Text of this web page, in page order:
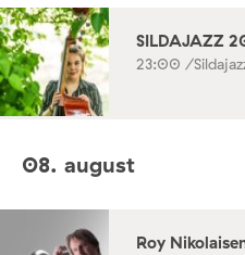
SILDAJAZZ
23:00 /
08. august
Roy